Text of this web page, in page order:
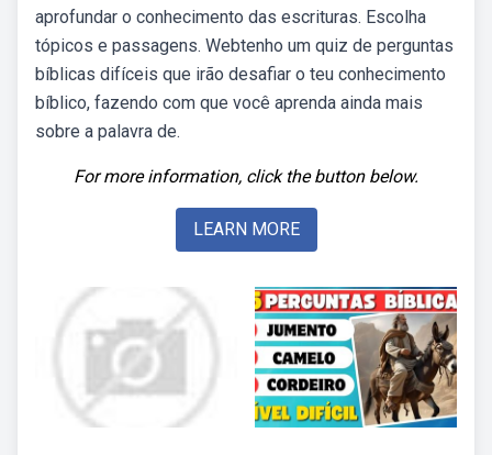
aprofundar o conhecimento das escrituras. Escolha
tópicos e passagens. Webtenho um quiz de perguntas
bíblicas difíceis que irão desafiar o teu conhecimento
bíblico, fazendo com que você aprenda ainda mais
sobre a palavra de.
For more information, click the button below.
LEARN MORE